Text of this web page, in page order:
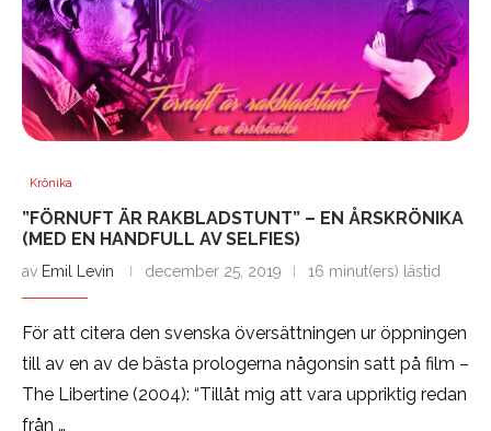
Krönika
”FÖRNUFT ÄR RAKBLADSTUNT” – EN ÅRSKRÖNIKA
(MED EN HANDFULL AV SELFIES)
av Emil Levin december 25, 2019 16 minut(ers) lästid
För att citera den svenska översättningen ur öppningen
till av en av de bästa prologerna någonsin satt på film –
The Libertine (2004): “Tillåt mig att vara uppriktig redan
från …